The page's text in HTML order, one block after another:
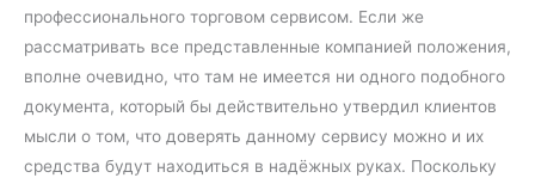
профессионального торговом сервисом. Если же
рассматривать все представленные компанией положения,
вполне очевидно, что там не имеется ни одного подобного
документа, который бы действительно утвердил клиентов
мысли о том, что доверять данному сервису можно и их
средства будут находиться в надёжных руках. Поскольку